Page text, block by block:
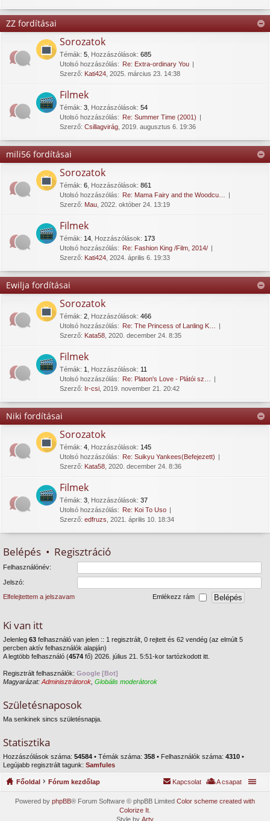
ZZ fordításai
Sorozatok
Témák: 5 Hozzászólások: 685
Utolsó hozzászólás: Re: Extra-ordinary You
Szerző: Kati424 , 2025. március 23. 14:38
Filmek
Témák: 3 Hozzászólások: 54
Utolsó hozzászólás: Re: Summer Time (2001)
Szerző: Csillagvirág , 2019. augusztus 6. 19:36
mili56 fordításai
Sorozatok
Témák: 6 Hozzászólások: 861
Utolsó hozzászólás: Re: Mama Fairy and the Woodcu…
Szerző: Mau , 2022. október 24. 13:19
Filmek
Témák: 14 Hozzászólások: 173
Utolsó hozzászólás: Re: Fashion King /Film, 2014/
Szerző: Kati424 , 2024. április 6. 19:33
Ewilja fordításai
Sorozatok
Témák: 2 Hozzászólások: 466
Utolsó hozzászólás: Re: The Princess of Lanling K…
Szerző: Kata58 , 2020. december 24. 8:35
Filmek
Témák: 1 Hozzászólások: 11
Utolsó hozzászólás: Re: Platon's Love - Plátói sz…
Szerző: Ir-csi , 2019. november 21. 20:42
Niki fordításai
Sorozatok
Témák: 4 Hozzászólások: 145
Utolsó hozzászólás: Re: Suikyu Yankees(Befejezett)
Szerző: Kata58 , 2020. december 24. 8:36
Filmek
Témák: 3 Hozzászólások: 37
Utolsó hozzászólás: Re: Koi To Uso
Szerző: edfruzs , 2021. április 10. 18:34
Belépés • Regisztráció
Felhasználónév:
Jelszó:
Elfelejtettem a jelszavam Emlékezz rám
Ki van itt
Jelenleg 63 felhasználó van jelen :: 1 regisztrált, 0 rejtett és 62 vendég (az elmúlt 5
percben aktív felhasználók alapján)
A legtöbb felhasználó (4574 fő) 2026. július 21. 5:51-kor tartózkodott itt.
Regisztrált felhasználók: Google [Bot]
Magyarázat: Adminisztrátorok Globális moderátorok
Születésnaposok
Ma senkinek sincs születésnapja.
Statisztika
Hozzászólások száma: 54584 • Témák száma: 358 • Felhasználók száma: 4310 •
Legújabb regisztrált tagunk: Samfules
Főoldal Fórum kezdőlap A csapat
Kapcsolat
Powered by phpBB® Forum Software © phpBB Limited Color scheme created with
Colorize It
Style by Arty